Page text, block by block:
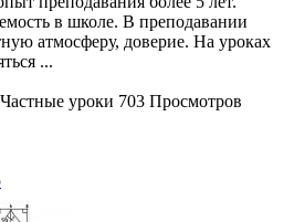
в школе. В преподавании
атмосферу, доверие. На уроках
...
уроки 703 Просмотров